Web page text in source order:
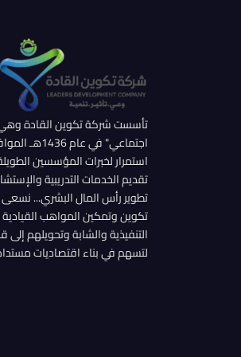
تأسست شركة تكوين القادة وهي
استمرار لخبرات المؤسسين
تقديم الخدمات التدريبية
تطوير رأس المال البشري...
تكوين وتمكين المواهب القيادية
التنفيذية والشابة وتحويلهم إلى
لتسهم في بناء اقتصاديات